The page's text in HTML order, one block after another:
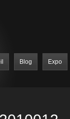
Blog Expo